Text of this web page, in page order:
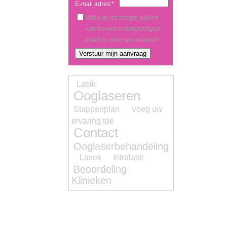
E-mail adres:*
Wilt u op de hoogte blijven
van nieuwe ontwikkelingen
middels onze nieuwsbrief?
Lasik
Ooglaseren
Stappenplan
Voeg uw
ervaring toe
Contact
Ooglaserbehandeling
Lasek Intralase
Beoordeling
Klinieken